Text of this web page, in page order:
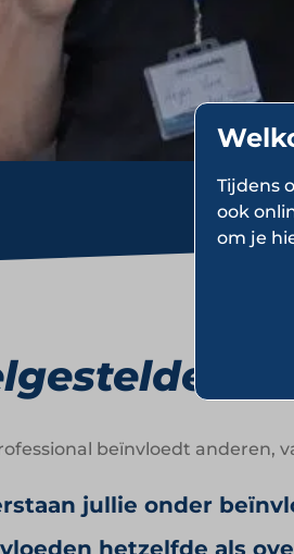
beïnvloedt anderen,
jullie onder
hetzelfde als
Tijdens
ook
om je